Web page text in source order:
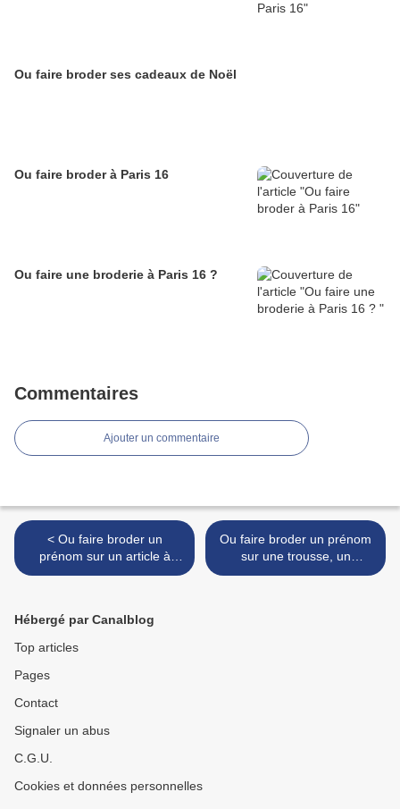
Ou faire broder ses cadeaux de Noël
Ou faire broder à Paris 16
Ou faire une broderie à Paris 16 ?
Commentaires
Ajouter un commentaire
< Ou faire broder un
prénom sur un article à
PARIS voici l'adresse:Les
01.45.67.64.77
Ou faire broder un prénom
sur une trousse, un
peignoir, ou un tee shirt à
Hébergé par Canalblog
Top articles
Pages
Contact
Signaler un abus
C.G.U.
Cookies et données personnelles